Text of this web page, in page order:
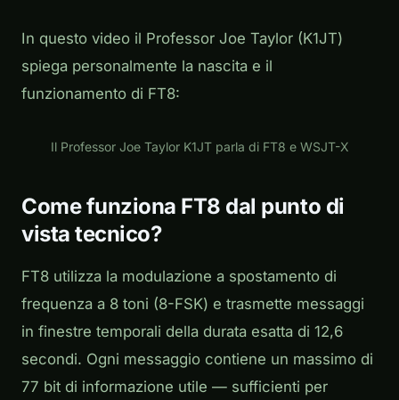
In questo video il Professor Joe Taylor (K1JT)
spiega personalmente la nascita e il
funzionamento di FT8:
Il Professor Joe Taylor K1JT parla di FT8 e WSJT-X
Come funziona FT8 dal punto di
vista tecnico?
FT8 utilizza la modulazione a spostamento di
frequenza a 8 toni (8-FSK) e trasmette messaggi
in finestre temporali della durata esatta di 12,6
secondi. Ogni messaggio contiene un massimo di
77 bit di informazione utile — sufficienti per